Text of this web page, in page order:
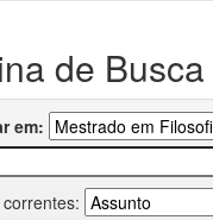
de Busca
em: